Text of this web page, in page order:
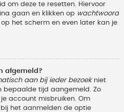
om deze te resetten. Hiervoor
gaan en klikken op wachtwoord
het scherm en even later kan je
afgemeld?
aan bij ieder bezoekniet
bepaalde tijd aangemeld. Zo
account misbruiken. Om
het aanmelden de optie